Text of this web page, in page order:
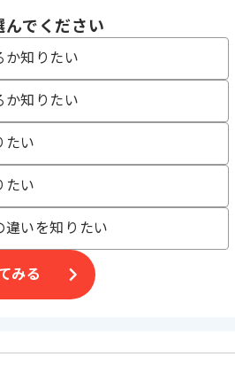
30代活躍中 , 40代活躍中
でください
か知りたい
か知りたい
たい
たい
違いを知りたい
みる